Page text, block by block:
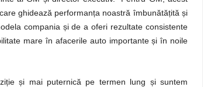
ghidează performanța noastră îmbunătățită și
compania și de a oferi rezultate consistente
mare în afacerile auto importante și în noile
și mai puternică pe termen lung și suntem